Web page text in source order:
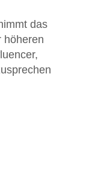
das
höheren